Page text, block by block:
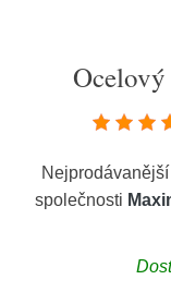
Nejprodávanější
společnosti